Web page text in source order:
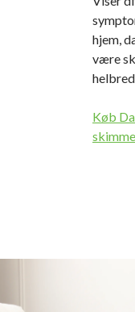
hjem,
være
Køb